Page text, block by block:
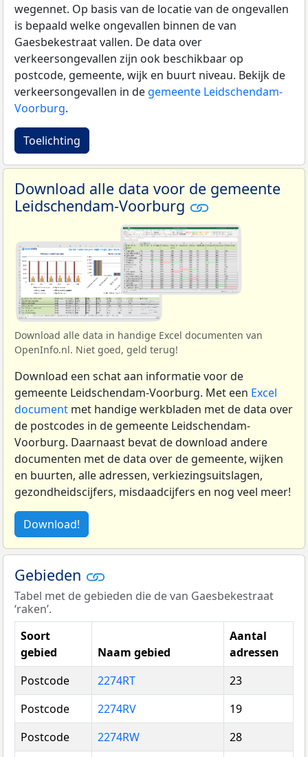
wegennet. Op basis van de locatie van de ongevallen
is bepaald welke ongevallen binnen de van
Gaesbekestraat vallen. De data over
verkeersongevallen zijn ook beschikbaar op
postcode, gemeente, wijk en buurt niveau. Bekijk de
verkeersongevallen in de gemeente Leidschendam-
Voorburg.
Toelichting
Download alle data voor de gemeente
Leidschendam-Voorburg
Download alle data in handige Excel documenten van
OpenInfo.nl. Niet goed, geld terug!
Download een schat aan informatie voor de
gemeente Leidschendam-Voorburg. Met een Excel
document met handige werkbladen met de data over
de postcodes in de gemeente Leidschendam-
Voorburg. Daarnaast bevat de download andere
documenten met de data over de gemeente, wijken
en buurten, alle adressen, verkiezingsuitslagen,
gezondheidscijfers, misdaadcijfers en nog veel meer!
Download!
Gebieden
Tabel met de gebieden die de van Gaesbekestraat
‘raken’.
Soort
gebied
Naam gebied
Aantal
adressen
Postcode
2274RT
23
Postcode
2274RV
19
Postcode
2274RW
28